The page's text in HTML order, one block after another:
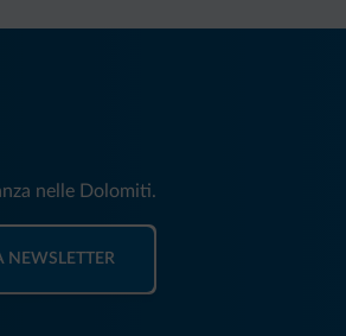
nelle Dolomiti.
NEWSLETTER